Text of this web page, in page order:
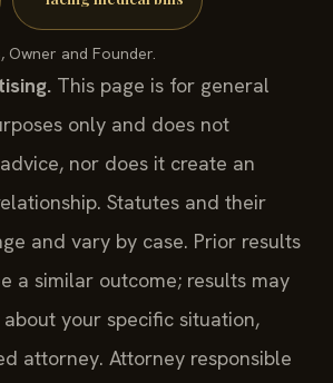
Owner and Founder.
This page is for general
only and does not
nor does it create an
Statutes and their
and vary by case. Prior results
a similar outcome; results may
your specific situation,
attorney. Attorney responsible